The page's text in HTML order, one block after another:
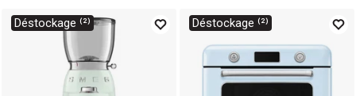
Déstockage ⁽²⁾ Déstockage ⁽²⁾